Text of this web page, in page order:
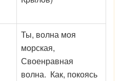
Ты, волна моя
морская,
Своенравная
волна. Как, покоясь